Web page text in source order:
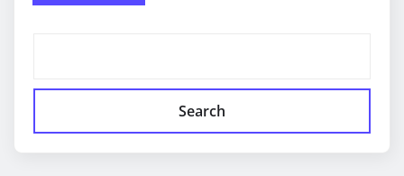
Search